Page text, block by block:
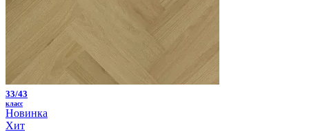
33/43
класс
Новинка
Хит